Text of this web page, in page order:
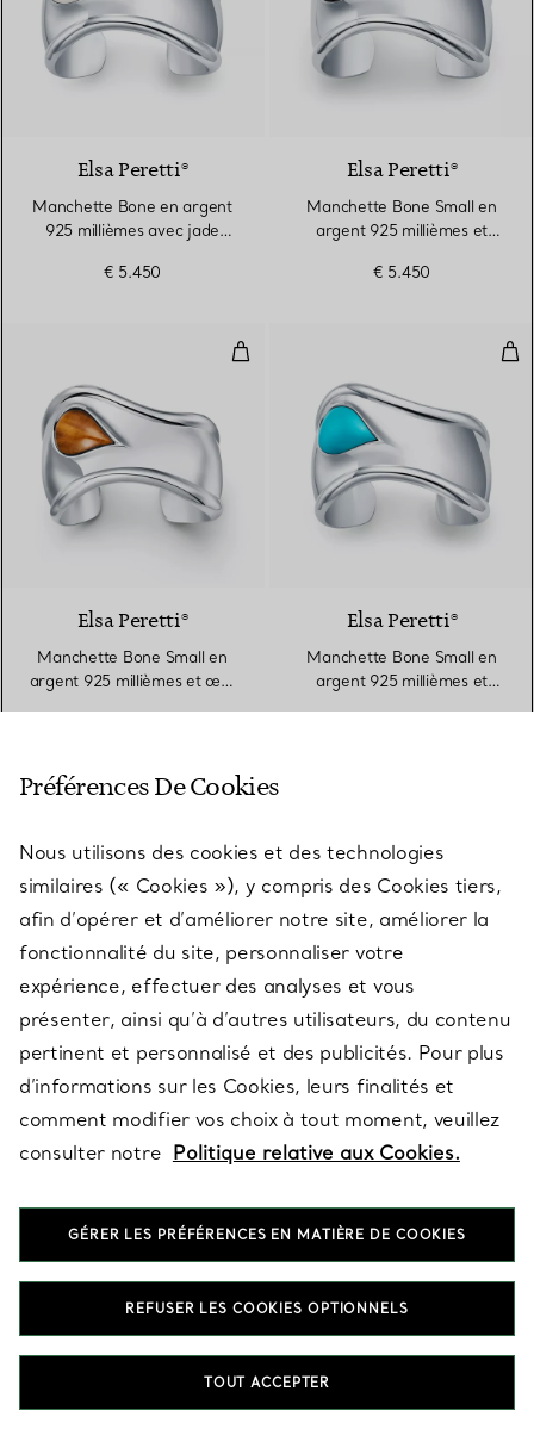
Elsa Peretti®
Manchette Bone en argent
925 millièmes avec jade
€ 5.450
Elsa Peretti®
Manchette Bone Small en
argent 925 millièmes et
€ 5.450
Manchette Bone Small en
Elsa Peretti®
Manchette Bone Small en
argent 925 millièmes et œil-
Elsa Peretti®
Manchette Bone Small en
argent 925 millièmes et
PLUS DE RÉSULTATS
Préférences De Cookies
Nous utilisons des cookies et des technologies
similaires (« Cookies »), y compris des Cookies tiers,
afin d’opérer et d’améliorer notre site, améliorer la
fonctionnalité du site, personnaliser votre
expérience, effectuer des analyses et vous
présenter, ainsi qu’à d’autres utilisateurs, du contenu
pertinent et personnalisé et des publicités. Pour plus
d’informations sur les Cookies, leurs finalités et
comment modifier vos choix à tout moment, veuillez
consulter notre Politique relative aux Cookies.
GÉRER LES PRÉFÉRENCES EN MATIÈRE DE COOKIES
REFUSER LES COOKIES OPTIONNELS
TOUT ACCEPTER